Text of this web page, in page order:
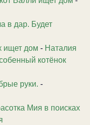
в дар. Будет
ищет дом - Наталия
котёнок
руки. -
Мия в поисках